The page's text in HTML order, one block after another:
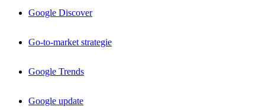
Google Discover
Go-to-market strategie
Google Trends
Google update